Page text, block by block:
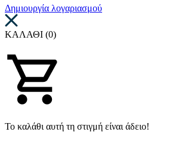
Δημιουργία λογαριασμού
ΚΑΛΑΘΙ (0)
Το καλάθι αυτή τη στιγμή είναι άδειο!